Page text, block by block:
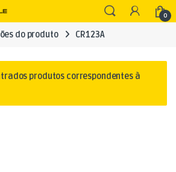
0
do produto CR123A
produtos correspondentes à